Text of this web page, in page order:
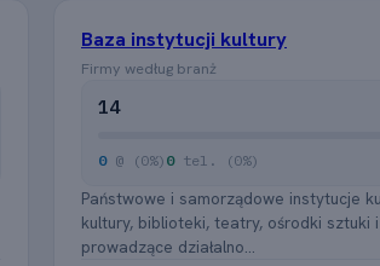
Baza instytucji kultury
Firmy według branż
14
0 @ (0%) 0 tel. (0%)
Państwowe i samorządowe instytucje
kultury, biblioteki, teatry, ośrodki sztuki
prowadzące działalno...